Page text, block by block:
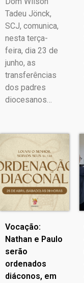
Tadeu Jönck,
SCJ, comunica,
nesta terça-
feira, dia 23 de
junho, as
transferências
dos padres
diocesanos…
Vocação:
Nathan e Paulo
serão
ordenados
diáconos, em